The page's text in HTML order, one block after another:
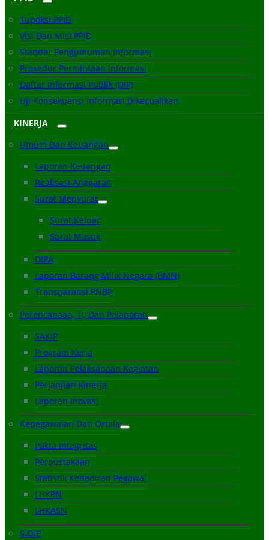
Tupoksi PPID
Visi Dan Misi PPID
Standar Pengumuman Informasi
Prosedur Permintaan Informasi
Daftar Informasi Publik (DIP)
Uji Konsekuensi Informasi Dikecualikan
KINERJA
Umum Dan Keuangan
Laporan Keuangan
Realisasi Anggaran
Surat Menyurat
Surat Keluar
Surat Masuk
DIPA
Laporan Barang Milik Negara (BMN)
Transparansi PNBP
Perencanaan, TI, Dan Pelaporan
SAKIP
Program Kerja
Laporan Pelaksanaan Kegiatan
Perjanjian Kinerja
Laporan Inovasi
Kepegawaian Dan Ortala
Pakta Integritas
Perpustakaan
Statistik Kehadiran Pegawai
LHKPN
LHKASN
S.O.P